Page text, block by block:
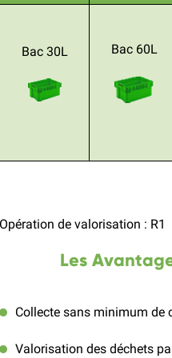
Bac 30L Bac 60L
Opération de valorisation : R1
Les
Collecte sans minimum de
Valorisation des déchets